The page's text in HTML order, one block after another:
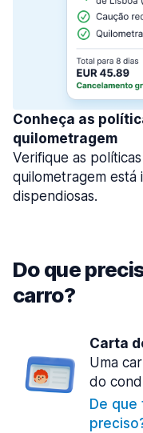
Conheça as
quilometragem
Verifique as
quilometragem está
dispendiosas.
Do que
carro?
Carta
Uma
do
De